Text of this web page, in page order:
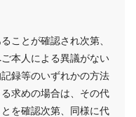
ことが確認され次第、
本人による異議がない
録等のいずれかの方法
求めの場合は、その代
を確認次第、同様に代